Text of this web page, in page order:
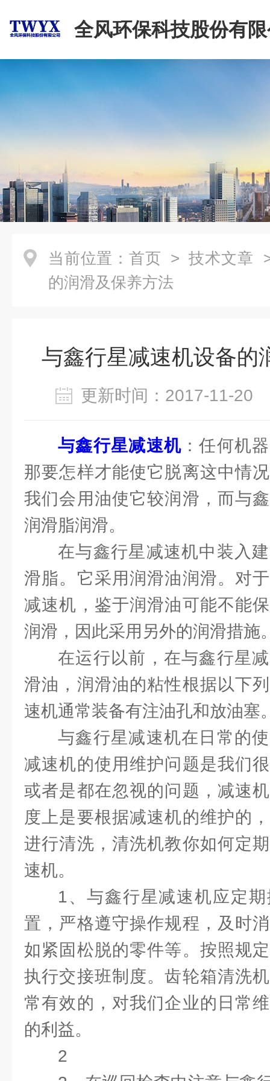
全风环保科技股份有
当前位置： 首页 > 技术文章
的润滑及保养方法
与鑫行星减速机设备的
更新时间：2017-11-
与鑫行星减速机 ：任何机
那要怎样才能使它脱离这中情
我们会用油使它较润滑，而与
润滑脂润滑。
在与鑫行星减速机中装入
滑脂。它采用润滑油润滑。对
减速机，鉴于润滑油可能不能
润滑，因此采用另外的润滑
在运行以前，在与鑫行星
滑油，润滑油的粘性根据以下
速机通常装备有注油孔和放油塞
与鑫行星减速机在日常的
减速机的使用维护问题是我们
或者是都在忽视的问题，减速
度上是要根据减速机的维护的
进行清洗，清洗机教你如何定
速机。
1、与鑫行星减速机应定
置，严格遵守操作规程，及时
如紧固松脱的零件等。按照规
执行交接班制度。齿轮箱清洗
常有效的，对我们企业的日常
的利益。
2